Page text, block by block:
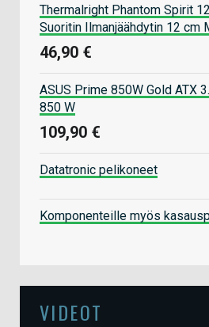
Thermalright Phantom Spirit
Suoritin Ilmanjäähdytin 12 cm
46,90 €
ASUS Prime 850W Gold ATX
850 W
109,90 €
Datatronic pelikoneet
Komponenteille myös
VIDEOT